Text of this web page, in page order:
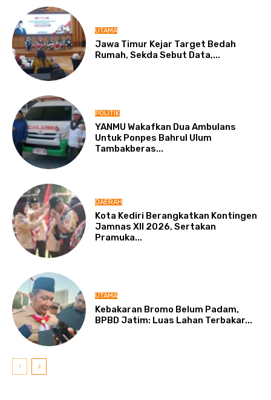
UTAMA
Jawa Timur Kejar Target Bedah
Rumah, Sekda Sebut Data,...
POLITIK
YANMU Wakafkan Dua Ambulans
Untuk Ponpes Bahrul Ulum
Tambakberas...
DAERAH
Kota Kediri Berangkatkan Kontingen
Jamnas XII 2026, Sertakan
Pramuka...
UTAMA
Kebakaran Bromo Belum Padam,
BPBD Jatim: Luas Lahan Terbakar...